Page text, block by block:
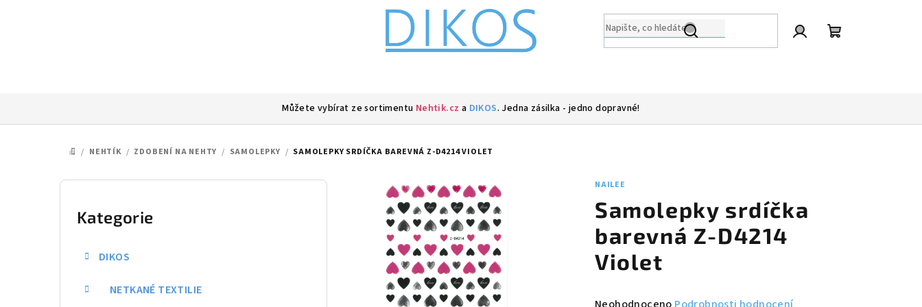
Můžete vybírat ze sortimentu Nehtik.cz a DIKOS. Jedna zásilka - jedno dopravné!
DOMŮ
/ NEHTÍK / ZDOBENÍ NA NEHTY / SAMOLEPKY / SAMOLEPKY SRDÍČKA BAREVNÁ Z-D4214 VIOLET
P
Přeskočit
kategorie
Kategorie
DIKOS
NETKANÉ TEXTILIE
NAILEE
Samolepky srdíčka
barevná Z-D4214
Violet
Průměrné